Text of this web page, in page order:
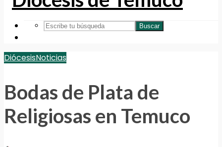
Buscar
DiócesisNoticias
Bodas de Plata de
Religiosas en Temuco